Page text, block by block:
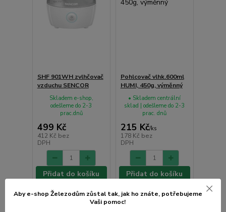
SHF 901WH zvlhčovač
vzduchu SENCOR
499 Kč
412 Kč bez
DPH
Skladem e-shop,
odešleme do 2-3
prac.dnů
Přidat do košíku
Pohlcovač vlhk.600ml
HUMI, 450g, výměnný
215 Kč/ks
178 Kč bez
DPH
• Skladem centrální
sklad | odešleme do 2-3
prac. dnů
Přidat do košíku
Aby e-shop Železodům zůstal tak, jak ho znáte, potřebujeme
Vaši pomoc!